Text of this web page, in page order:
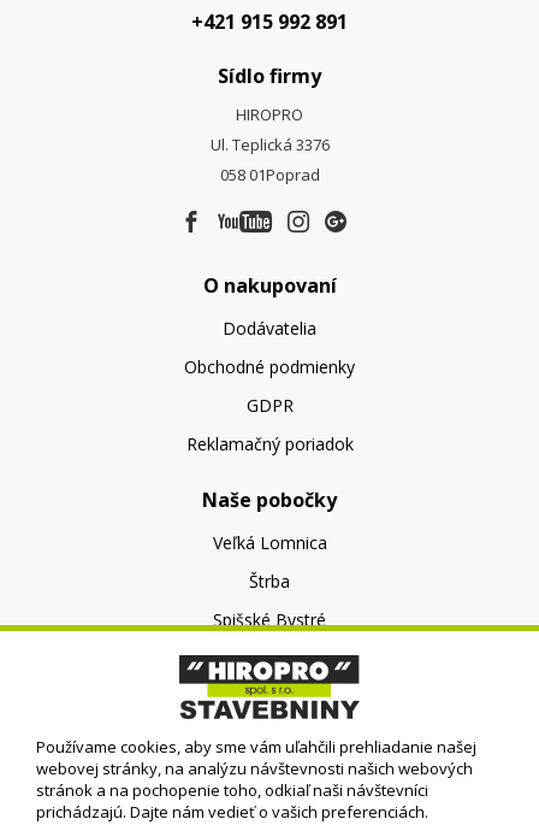
+421 915 992 891
Sídlo firmy
HIROPRO
Ul. Teplická 3376
058 01Poprad
O nakupovaní
Dodávatelia
Obchodné podmienky
GDPR
Reklamačný poriadok
Naše pobočky
Veľká Lomnica
Štrba
Spišské Bystré
O nás
O spoločnosti
Kontakt
Používame cookies, aby sme vám uľahčili prehliadanie našej
webovej stránky, na analýzu návštevnosti našich webových
stránok a na pochopenie toho, odkiaľ naši návštevníci
prichádzajú. Dajte nám vedieť o vašich preferenciách.